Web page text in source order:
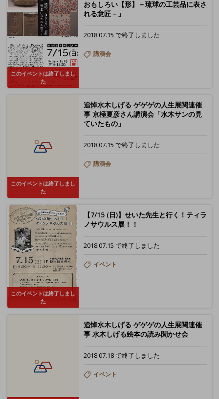
このイベントは終了しまし
た
おもしろい【形】－琉球の工芸品に表さ
れる意匠－」
2018.07.15 で終了しました
講演会
このイベントは終了しまし
た
追悼水木しげる ゲゲゲの人生展関連催
事 京極夏彦さん講演会「水木サンの見
ていたもの」
2018.07.15 で終了しました
講演会
このイベントは終了しまし
た
【7/15 (日)】せいた先生と行く！ティラ
ノサウルス展！！
2018.07.15 で終了しました
イベント
追悼水木しげる ゲゲゲの人生展関連催
事 水木しげる絵本の読み聞かせ会
2018.07.18 で終了しました
イベント